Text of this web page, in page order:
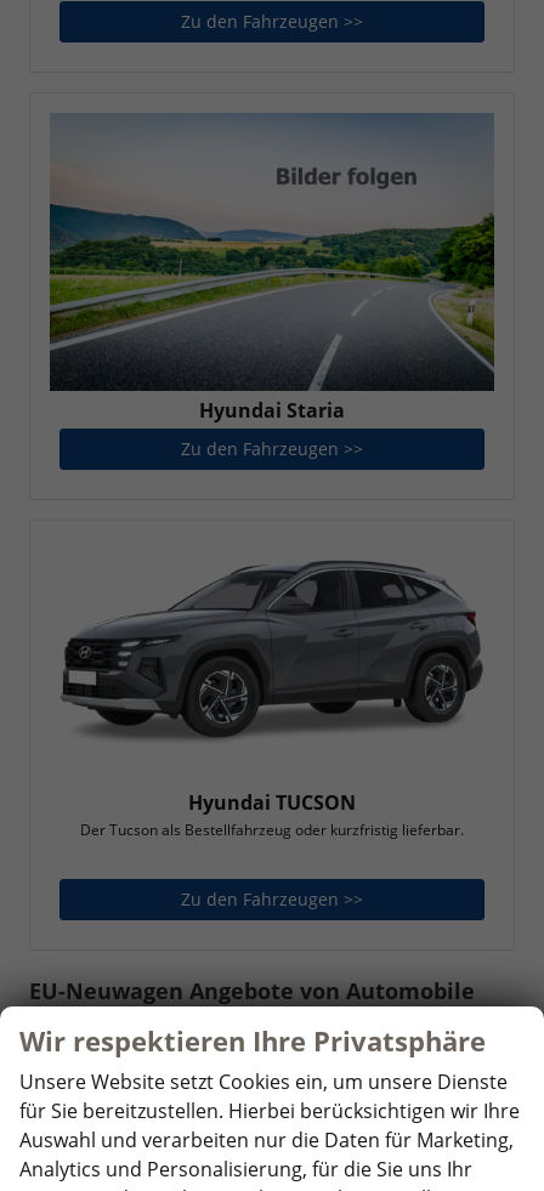
Zu den Fahrzeugen >>
Hyundai Staria
Zu den Fahrzeugen >>
Hyundai TUCSON
Der Tucson als Bestellfahrzeug oder kurzfristig lieferbar.
Zu den Fahrzeugen >>
EU-Neuwagen Angebote von Automobile
Krämer
Wir bieten Ihnen kurzfristig verfügbare Reimporte
des Herstellers Hyundai zu attraktiven Preisen an.
Unser Verkaufsteam steht Ihnen bei Fragen zu Ihrem
Hyundai Reimport Neuwagenkauf gerne zur
Wir respektieren Ihre Privatsphäre
Unsere Website setzt Cookies ein, um unsere Dienste
für Sie bereitzustellen. Hierbei berücksichtigen wir Ihre
Auswahl und verarbeiten nur die Daten für Marketing,
Analytics und Personalisierung, für die Sie uns Ihr